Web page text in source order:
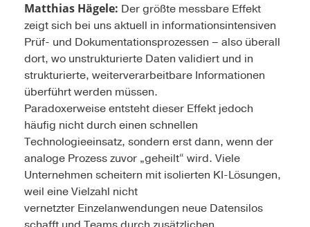
Matthias Hägele: Der größte messbare Effekt
zeigt sich bei uns aktuell in informationsintensiven
Prüf- und Dokumentationsprozessen – also überall
dort, wo unstrukturierte Daten validiert und in
strukturierte, weiterverarbeitbare Informationen
überführt werden müssen.
Paradoxerweise entsteht dieser Effekt jedoch
häufig nicht durch einen schnellen
Technologieeinsatz, sondern erst dann, wenn der
analoge Prozess zuvor „geheilt“ wird. Viele
Unternehmen scheitern mit isolierten KI-Lösungen,
weil eine Vielzahl nicht
vernetzter Einzelanwendungen neue Datensilos